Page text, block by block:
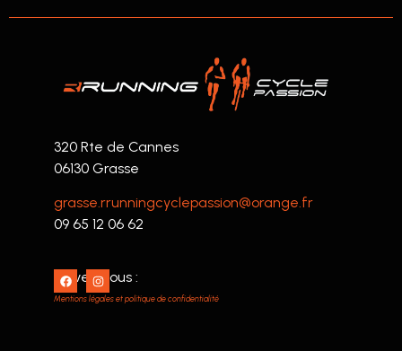
320 Rte de Cannes
06130 Grasse
grasse.rrunningcyclepassion@orange.fr
09 65 12 06 62
Suivez nous :
Mentions légales et politique de confidentialité